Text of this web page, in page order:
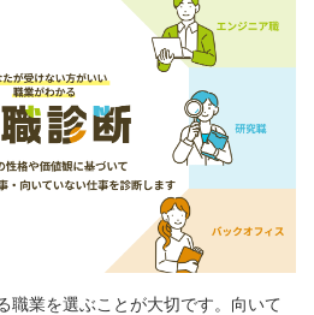
職業を選ぶことが大切です。向いて